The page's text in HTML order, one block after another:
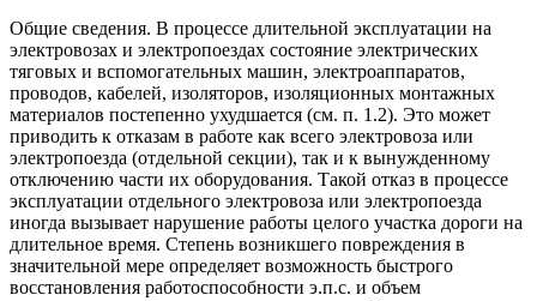
Общие сведения. В процессе длительной эксплуатации на
электровозах и электропоездах состояние электрических
тяговых и вспомогательных машин, электроаппаратов,
проводов, кабелей, изоляторов, изоляционных монтажных
материалов постепенно ухудшается (см. п. 1.2). Это может
приводить к отказам в работе как всего электровоза или
электропоезда (отдельной секции), так и к вынужденному
отключению части их оборудования. Такой отказ в процессе
эксплуатации отдельного электровоза или электропоезда
иногда вызывает нарушение работы целого участка дороги на
длительное время. Степень возникшего повреждения в
значительной мере определяет возможность быстрого
восстановления работоспособности э.п.с. и объем